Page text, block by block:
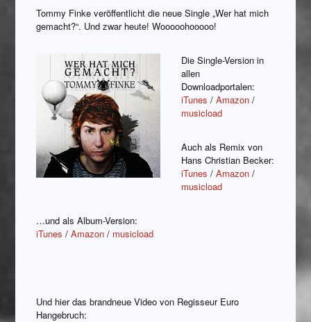
Tommy Finke veröffentlicht die neue Single „Wer hat mich
gemacht?“. Und zwar heute! Wooooohooooo!
Die Single-Version in
allen
Downloadportalen:
iTunes /Amazon /
musicload
Auch als Remix von
Hans Christian Becker:
iTunes /Amazon /
musicload
…und als Album-Version:
iTunes /Amazon / musicload
Und hier das brandneue Video von Regisseur Euro
Hangebruch: